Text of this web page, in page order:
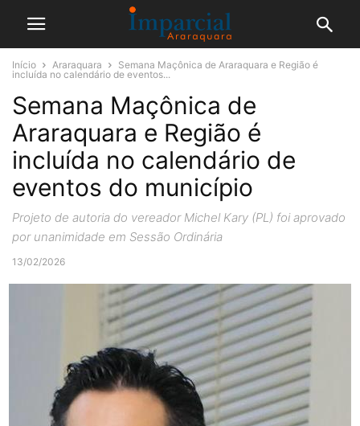
Início Araraquara
Semana Maçônica de Araraquara e Região é
incluída no calendário de eventos...
Semana Maçônica de
Araraquara e Região é
incluída no calendário de
eventos do município
Projeto de autoria do vereador Michel Kary (PL) foi aprovado
por unanimidade em Sessão Ordinária
13/02/2026